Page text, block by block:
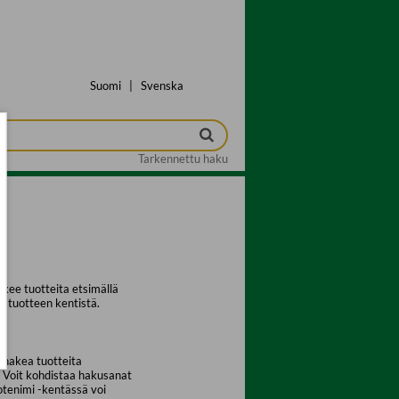
Suomi Svenska
Tarkennettu haku
tuotteita etsimällä
tuotteen kentistä.
hakea tuotteita
kohdistaa hakusanat
-kentässä voi